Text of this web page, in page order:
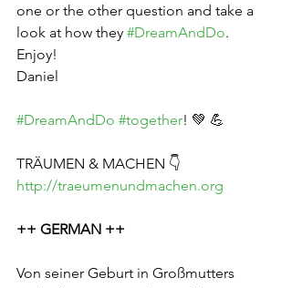
one or the other question and take a
look at how they #DreamAndDo.
Enjoy!
Daniel
#DreamAndDo #together! 💚 💪
TRÄUMEN & MACHEN 👇
http://traeumenundmachen.org
++ GERMAN ++
Von seiner Geburt in Großmutters